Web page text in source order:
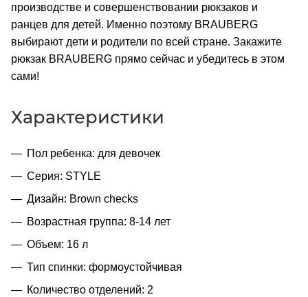
производстве и совершенствовании рюкзаков и
ранцев для детей. Именно поэтому BRAUBERG
выбирают дети и родители по всей стране. Закажите
рюкзак BRAUBERG прямо сейчас и убедитесь в этом
сами!
Характеристики
Пол ребенка: для девочек
Серия: STYLE
Дизайн: Brown checks
Возрастная группа: 8-14 лет
Объем: 16 л
Тип спинки: формоустойчивая
Количество отделений: 2